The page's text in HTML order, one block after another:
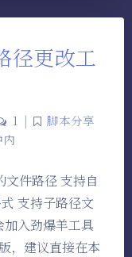
径更改工
1 |
脚本分享
内
件路径 支持自
支持子路径文
加入劲爆羊工具
，建议直接在本